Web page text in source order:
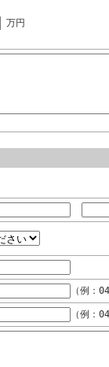
万円
（例：
（例：